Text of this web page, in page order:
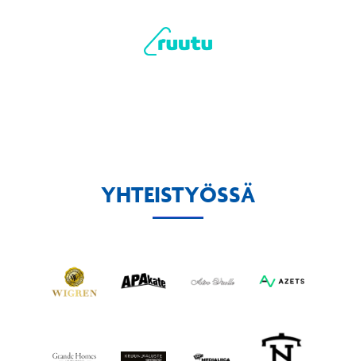
YHTEISTYÖSSÄ